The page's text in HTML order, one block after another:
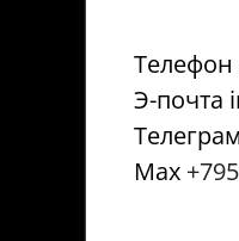
Телефон
Э-почта
Телеграм
Мах